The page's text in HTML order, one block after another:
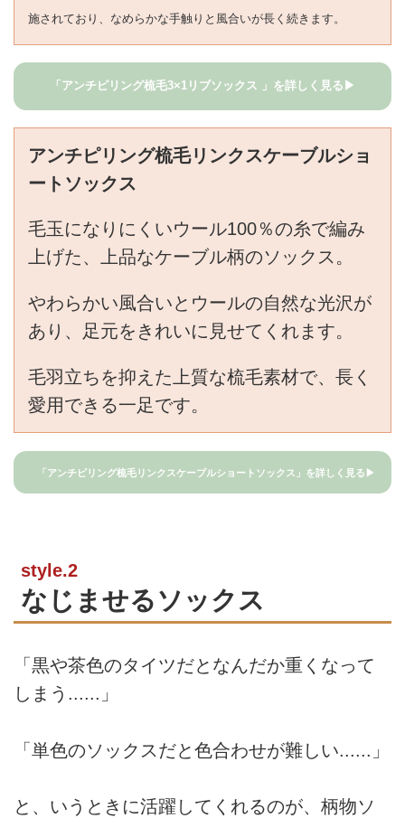
施されており、なめらかな手触りと風合いが長く続きます。
「アンチピリング梳毛3×1リブソックス 」を詳しく見る▶
アンチピリング梳毛リンクスケーブルショ
ートソックス
毛玉になりにくいウール100％の糸で編み
上げた、上品なケーブル柄のソックス。
やわらかい風合いとウールの自然な光沢が
あり、足元をきれいに見せてくれます。
毛羽立ちを抑えた上質な梳毛素材で、長く
愛用できる一足です。
「アンチピリング梳毛リンクスケーブルショートソックス」を詳しく見る▶
style.2
なじませるソックス
「黒や茶色のタイツだとなんだか重くなって
しまう......」
「単色のソックスだと色合わせが難しい......」
と、いうときに活躍してくれるのが、柄物ソ